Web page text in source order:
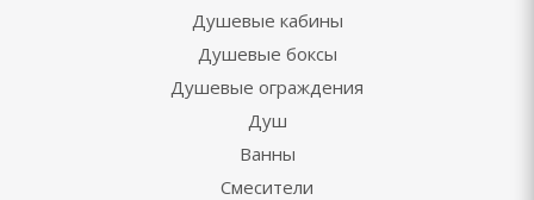
Душевые кабины
Душевые боксы
Душевые ограждения
Душ
Ванны
Смесители